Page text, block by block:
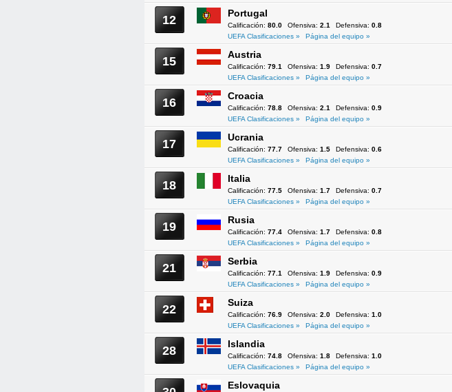
12 Portugal
Calificación: 80.0 Ofensiva: 2.1 Defensiva: 0.8
UEFA Clasificaciones »
Página del equipo »
15 Austria
Calificación: 79.1 Ofensiva: 1.9 Defensiva: 0.7
UEFA Clasificaciones »
Página del equipo »
16 Croacia
Calificación: 78.8 Ofensiva: 2.1 Defensiva: 0.9
UEFA Clasificaciones »
Página del equipo »
17 Ucrania
Calificación: 77.7 Ofensiva: 1.5 Defensiva: 0.6
UEFA Clasificaciones »
Página del equipo »
18 Italia
Calificación: 77.5 Ofensiva: 1.7 Defensiva: 0.7
UEFA Clasificaciones »
Página del equipo »
19 Rusia
Calificación: 77.4 Ofensiva: 1.7 Defensiva: 0.8
UEFA Clasificaciones »
Página del equipo »
21 Serbia
Calificación: 77.1 Ofensiva: 1.9 Defensiva: 0.9
UEFA Clasificaciones »
Página del equipo »
22 Suiza
Calificación: 76.9 Ofensiva: 2.0 Defensiva: 1.0
UEFA Clasificaciones »
Página del equipo »
28 Islandia
Calificación: 74.8 Ofensiva: 1.8 Defensiva: 1.0
UEFA Clasificaciones »
Página del equipo »
Eslovaquia